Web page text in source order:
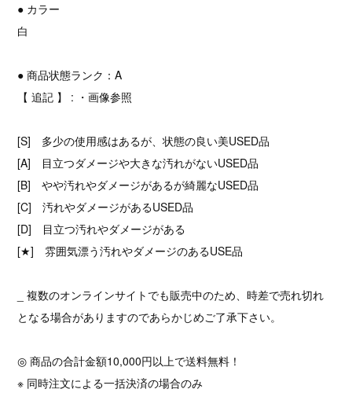
● カラー
白
● 商品状態ランク：A
【 追記 】 : ・画像参照
[S] 多少の使用感はあるが、状態の良い美USED品
[A] 目立つダメージや大きな汚れがないUSED品
[B] やや汚れやダメージがあるが綺麗なUSED品
[C] 汚れやダメージがあるUSED品
[D] 目立つ汚れやダメージがある
[★] 雰囲気漂う汚れやダメージのあるUSE品
_ 複数のオンラインサイトでも販売中のため、時差で売れ切れ
となる場合がありますのであらかじめご了承下さい。
◎ 商品の合計金額10,000円以上で送料無料！
※ 同時注文による一括決済の場合のみ